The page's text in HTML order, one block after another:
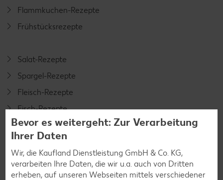
Flammkuchen-Rezepte
Frühstücksrezepte
Salat-Rezepte
Spargel-Rezepte
Fleisch-Rezepte
Fisch-Rezepte
Geflügel-Rezepte
Lamm-Rezepte
Grill-Rezepte
Bevor es weitergeht: Zur Verarbeitung
Ihrer Daten
Wir, die Kaufland Dienstleistung GmbH & Co. KG,
verarbeiten Ihre Daten, die wir u.a. auch von Dritten
erheben, auf unseren Webseiten mittels verschiedener